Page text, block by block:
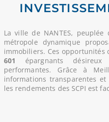
La ville de NANTES, peuplée
métropole dynamique
immobiliers. Ces
601
épargnants
performantes. Grâce à
informations transparentes
les rendements des SCPI est